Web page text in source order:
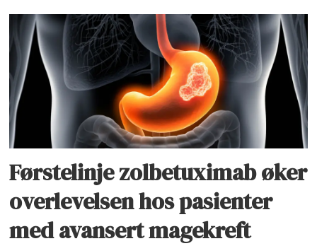
Førstelinje zolbetuximab øker
overlevelsen hos pasienter
med avansert magekreft